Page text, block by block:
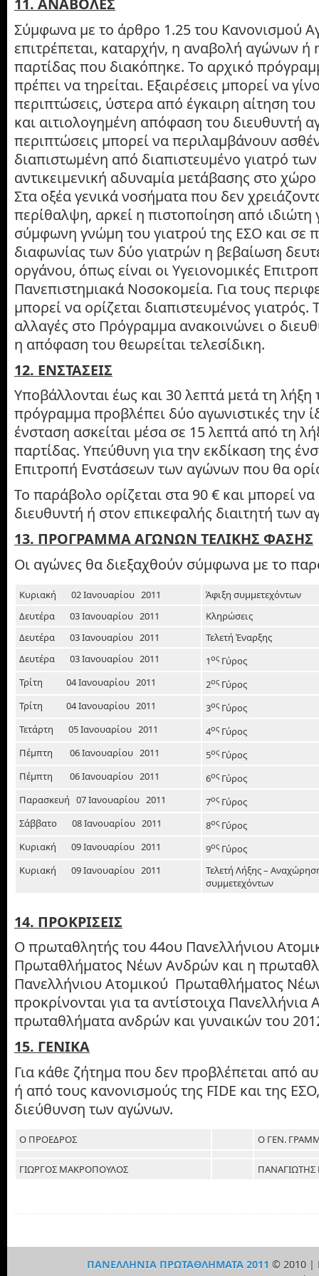
11. ΑΝΑΒΟΛΕΣ
Σύμφωνα με το άρθρο 1.25 του Κανονισμού
επιτρέπεται, καταρχήν, η αναβολή αγώνων ή
παρτίδας που διακόπηκε. Το αρχικό
πρέπει να τηρείται. Εξαιρέσεις μπορεί να
περιπτώσεις, ύστερα από έγκαιρη αίτηση
και αιτιολογημένη απόφαση του διευθυντή
περιπτώσεις μπορεί να περιλαμβάνουν
διαπιστωμένη από διαπιστευμένο γιατρό
αντικειμενική αδυναμία μετάβασης στο
Στα οξέα γενικά νοσήματα που δεν
περίθαλψη, αρκεί η πιστοποίηση από ιδιώτη
σύμφωνη γνώμη του γιατρού της ΕΣΟ και σε
διαφωνίας των δύο γιατρών η βεβαίωση
οργάνου, όπως είναι οι Υγειονομικές
Πανεπιστημιακά Νοσοκομεία. Για τους
μπορεί να ορίζεται διαπιστευμένος γιατρός.
αλλαγές στο Πρόγραμμα ανακοινώνει ο
η απόφαση του θεωρείται τελεσίδικη.
12. ΕΝΣΤΑΣΕΙΣ
Υποβάλλονται έως και 30 λεπτά μετά τη
πρόγραμμα προβλέπει δύο αγωνιστικές την
ένσταση ασκείται μέσα σε 15 λεπτά από τη
παρτίδας. Υπεύθυνη για την εκδίκαση της
Επιτροπή Ενστάσεων των αγώνων που θα
Το παράβολο ορίζεται στα 90 € και μπορεί να
διευθυντή ή στον επικεφαλής διαιτητή των
13. ΠΡΟΓΡΑΜΜΑ ΑΓΩΝΩΝ ΤΕΛΙΚΗΣ ΦΑΣΗΣ
Οι αγώνες θα διεξαχθούν σύμφωνα με το
Κυριακή 02 Ιανουαρίου 2011
Άφιξη συμμετεχόντων
Δευτέρα 03 Ιανουαρίου 2011
Κληρώσεις
Δευτέρα 03 Ιανουαρίου 2011
Τελετή Έναρξης
Δευτέρα 03 Ιανουαρίου 2011
1ος Γύρος
Τρίτη 04 Ιανουαρίου 2011
2ος Γύρος
Τρίτη 04 Ιανουαρίου 2011
3ος Γύρος
Τετάρτη 05 Ιανουαρίου 2011
4ος Γύρος
Πέμπτη 06 Ιανουαρίου 2011
5ος Γύρος
Πέμπτη 06 Ιανουαρίου 2011
6ος Γύρος
Παρασκευή 07 Ιανουαρίου 2011
7ος Γύρος
Σάββατο 08 Ιανουαρίου 2011
8ος Γύρος
Κυριακή 09 Ιανουαρίου 2011
9ος Γύρος
Κυριακή 09 Ιανουαρίου 2011
Τελετή Λήξης –
συμμετεχόντων
14. ΠΡΟΚΡΙΣΕΙΣ
Ο πρωταθλητής του 44ου Πανελλήνιου
Πρωταθλήματος Νέων Ανδρών και η
Πανελλήνιου Ατομικού Πρωταθλήματος
προκρίνονται για τα αντίστοιχα Πανελλήνια
πρωταθλήματα ανδρών και γυναικών του
15. ΓΕΝΙΚΑ
Για κάθε ζήτημα που δεν προβλέπεται από
ή από τους κανονισμούς της FIDE και της
διεύθυνση των αγώνων.
Ο ΠΡΟΕΔΡΟΣ Ο ΓΕΝ.
ΓΙΩΡΓΟΣ ΜΑΚΡΟΠΟΥΛΟΣ
ΠΑΝΕΛΛΗΝΙΑ ΠΡΩΤΑΘΛΗΜΑΤΑ 2011 © 2010 |